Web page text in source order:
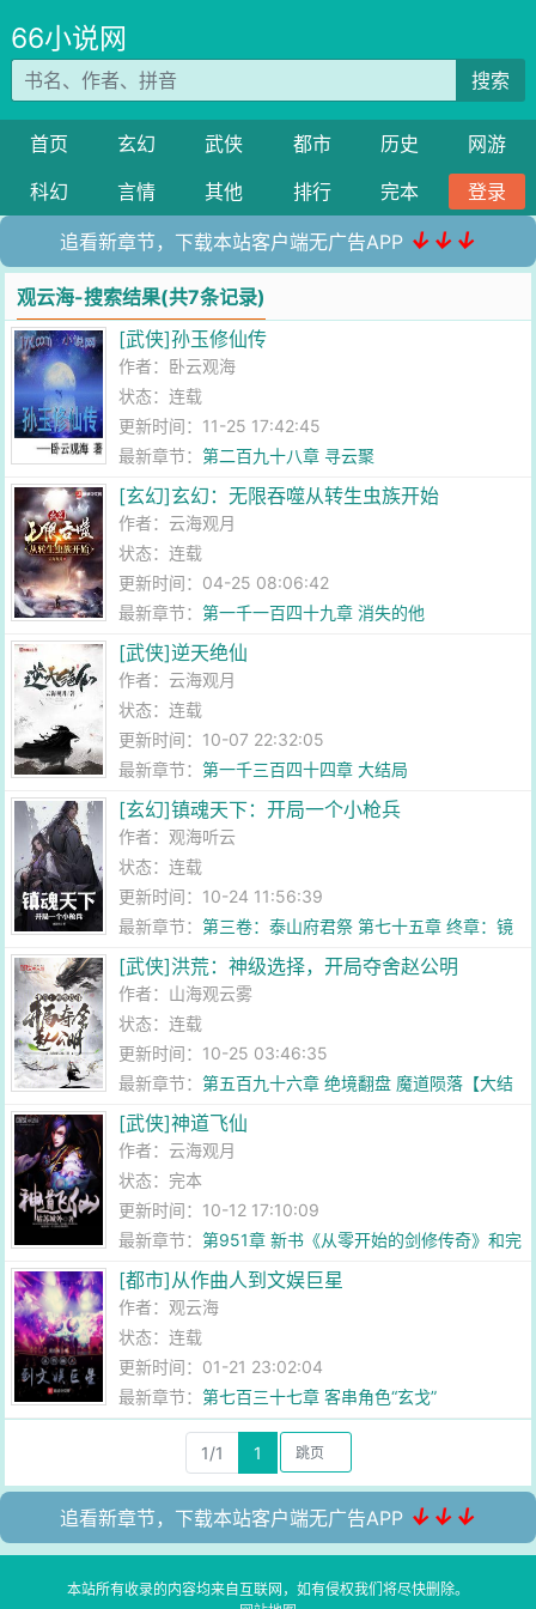
66小说网
搜索
首页 玄幻 武侠 都市 历史
网游
科幻
言情 其他 排行 完本 登录
追看新章节，下载本站客户端无广告APP ↓↓↓
观云海-搜索结果(共7条记录)
[武侠]孙玉修仙传
作者： 卧云观海
状态：连载
更新时间：11-25 17:42:45
最新章节：第二百九十八章 寻云聚
[玄幻]玄幻：无限吞噬从转生虫族开始
作者： 云海观月
状态：连载
更新时间：04-25 08:06:42
最新章节：第一千一百四十九章 消失的他
[武侠]逆天绝仙
作者： 云海观月
状态：连载
更新时间：10-07 22:32:05
最新章节：第一千三百四十四章 大结局
[玄幻]镇魂天下：开局一个小枪兵
作者：观海听云
状态：连载
更新时间：10-24 11:56:39
最新章节：第三卷：泰山府君祭 第七十五章 终章：镜
子
[武侠]洪荒：神级选择，开局夺舍赵公明
作者： 山海观云雾
状态：连载
更新时间：10-25 03:46:35
最新章节：第五百九十六章 绝境翻盘 魔道陨落【大结
局】
[武侠]神道飞仙
作者： 云海观月
状态：完本
更新时间：10-12 17:10:09
最新章节：第951章 新书《从零开始的剑修传奇》和完
本感言！
[都市]从作曲人到文娱巨星
作者：观云海
状态：连载
更新时间：01-21 23:02:04
最新章节：第七百三十七章 客串角色“玄戈”
1/1 1
追看新章节，下载本站客户端无广告APP ↓↓↓
本站所有收录的内容均来自互联网，如有侵权我们将尽快删除。